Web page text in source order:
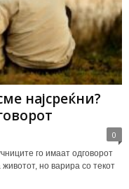
најсреќни?
0
го имаат одговорот
но варира со текот